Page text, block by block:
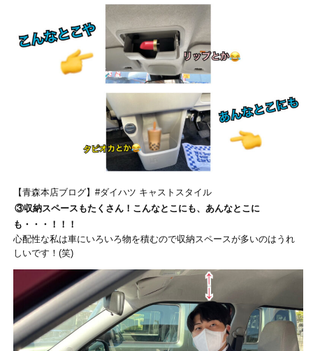
【青森本店ブログ】#ダイハツ キャストスタイル
③収納スペースもたくさん！こんなとこにも、あんなとこに
も・・・！！！
心配性な私は車にいろいろ物を積むので収納スペースが多いのはうれ
しいです！(笑)